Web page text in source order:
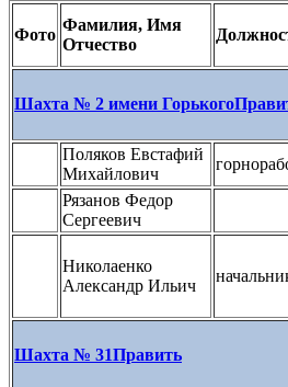
Фото
Фамилия, Имя
Отчество
Шахта № 2 имени Горького
Поляков Евстафий
Михайлович
Рязанов Федор
Сергеевич
Николаенко
Александр Ильич
Шахта № 31Править